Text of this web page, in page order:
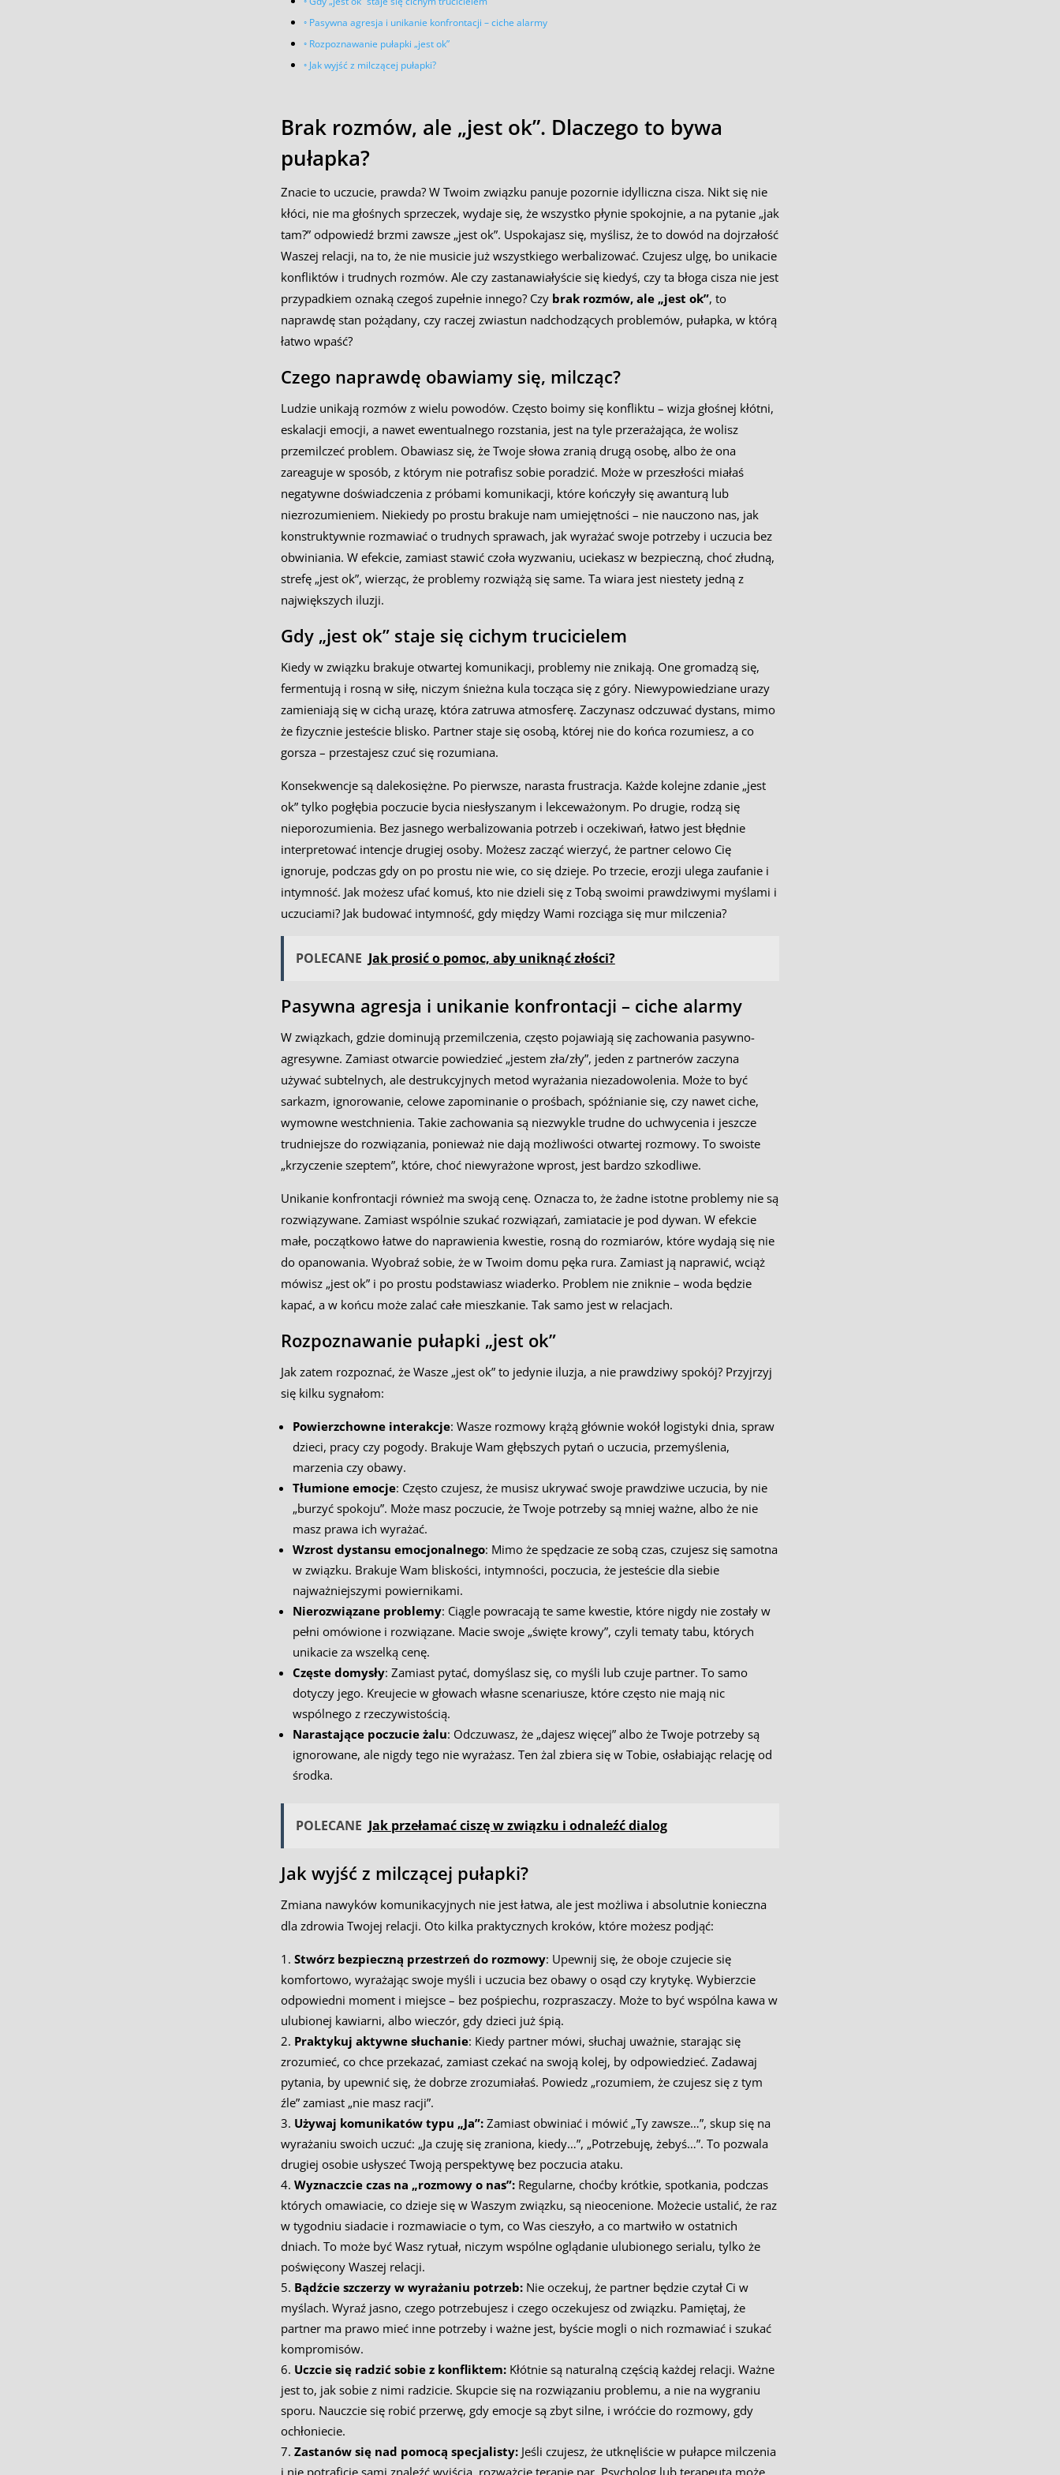
Pasywna agresja i unikanie konfrontacji – ciche alarmy
Rozpoznawanie pułapki „jest ok”
Jak wyjść z milczącej pułapki?
Brak rozmów, ale „jest ok”. Dlaczego to bywa
pułapka?
Znacie to uczucie, prawda? W Twoim związku panuje pozornie idylliczna cisza. Nikt się nie
kłóci, nie ma głośnych sprzeczek, wydaje się, że wszystko płynie spokojnie, a na pytanie „jak
tam?” odpowiedź brzmi zawsze „jest ok”. Uspokajasz się, myślisz, że to dowód na dojrzałość
Waszej relacji, na to, że nie musicie już wszystkiego werbalizować. Czujesz ulgę, bo unikacie
konfliktów i trudnych rozmów. Ale czy zastanawiałyście się kiedyś, czy ta błoga cisza nie jest
przypadkiem oznaką czegoś zupełnie innego? Czy brak rozmów, ale „jest ok”, to
naprawdę stan pożądany, czy raczej zwiastun nadchodzących problemów, pułapka, w którą
łatwo wpaść?
Czego naprawdę obawiamy się, milcząc?
Ludzie unikają rozmów z wielu powodów. Często boimy się konfliktu – wizja głośnej kłótni,
eskalacji emocji, a nawet ewentualnego rozstania, jest na tyle przerażająca, że wolisz
przemilczeć problem. Obawiasz się, że Twoje słowa zranią drugą osobę, albo że ona
zareaguje w sposób, z którym nie potrafisz sobie poradzić. Może w przeszłości miałaś
negatywne doświadczenia z próbami komunikacji, które kończyły się awanturą lub
niezrozumieniem. Niekiedy po prostu brakuje nam umiejętności – nie nauczono nas, jak
konstruktywnie rozmawiać o trudnych sprawach, jak wyrażać swoje potrzeby i uczucia bez
obwiniania. W efekcie, zamiast stawić czoła wyzwaniu, uciekasz w bezpieczną, choć złudną,
strefę „jest ok”, wierząc, że problemy rozwiążą się same. Ta wiara jest niestety jedną z
największych iluzji.
Gdy „jest ok” staje się cichym trucicielem
Kiedy w związku brakuje otwartej komunikacji, problemy nie znikają. One gromadzą się,
fermentują i rosną w siłę, niczym śnieżna kula tocząca się z góry. Niewypowiedziane urazy
zamieniają się w cichą urazę, która zatruwa atmosferę. Zaczynasz odczuwać dystans, mimo
że fizycznie jesteście blisko. Partner staje się osobą, której nie do końca rozumiesz, a co
gorsza – przestajesz czuć się rozumiana.
Konsekwencje są dalekosiężne. Po pierwsze, narasta frustracja. Każde kolejne zdanie „jest
ok” tylko pogłębia poczucie bycia niesłyszanym i lekceważonym. Po drugie, rodzą się
nieporozumienia. Bez jasnego werbalizowania potrzeb i oczekiwań, łatwo jest błędnie
interpretować intencje drugiej osoby. Możesz zacząć wierzyć, że partner celowo Cię
ignoruje, podczas gdy on po prostu nie wie, co się dzieje. Po trzecie, erozji ulega zaufanie i
intymność. Jak możesz ufać komuś, kto nie dzieli się z Tobą swoimi prawdziwymi myślami i
uczuciami? Jak budować intymność, gdy między Wami rozciąga się mur milczenia?
POLECANE Jak prosić o pomoc, aby uniknąć złości?
Pasywna agresja i unikanie konfrontacji – ciche alarmy
W związkach, gdzie dominują przemilczenia, często pojawiają się zachowania pasywno-
agresywne. Zamiast otwarcie powiedzieć „jestem zła/zły”, jeden z partnerów zaczyna
używać subtelnych, ale destrukcyjnych metod wyrażania niezadowolenia. Może to być
sarkazm, ignorowanie, celowe zapominanie o prośbach, spóźnianie się, czy nawet ciche,
wymowne westchnienia. Takie zachowania są niezwykle trudne do uchwycenia i jeszcze
trudniejsze do rozwiązania, ponieważ nie dają możliwości otwartej rozmowy. To swoiste
„krzyczenie szeptem”, które, choć niewyrażone wprost, jest bardzo szkodliwe.
Unikanie konfrontacji również ma swoją cenę. Oznacza to, że żadne istotne problemy nie są
rozwiązywane. Zamiast wspólnie szukać rozwiązań, zamiatacie je pod dywan. W efekcie
małe, początkowo łatwe do naprawienia kwestie, rosną do rozmiarów, które wydają się nie
do opanowania. Wyobraź sobie, że w Twoim domu pęka rura. Zamiast ją naprawić, wciąż
mówisz „jest ok” i po prostu podstawiasz wiaderko. Problem nie zniknie – woda będzie
kapać, a w końcu może zalać całe mieszkanie. Tak samo jest w relacjach.
Rozpoznawanie pułapki „jest ok”
Jak zatem rozpoznać, że Wasze „jest ok” to jedynie iluzja, a nie prawdziwy spokój? Przyjrzyj
się kilku sygnałom:
Powierzchowne interakcje: Wasze rozmowy krążą głównie wokół logistyki dnia, spraw
dzieci, pracy czy pogody. Brakuje Wam głębszych pytań o uczucia, przemyślenia,
marzenia czy obawy.
Tłumione emocje: Często czujesz, że musisz ukrywać swoje prawdziwe uczucia, by nie
„burzyć spokoju”. Może masz poczucie, że Twoje potrzeby są mniej ważne, albo że nie
masz prawa ich wyrażać.
Wzrost dystansu emocjonalnego: Mimo że spędzacie ze sobą czas, czujesz się samotna
w związku. Brakuje Wam bliskości, intymności, poczucia, że jesteście dla siebie
najważniejszymi powiernikami.
Nierozwiązane problemy: Ciągle powracają te same kwestie, które nigdy nie zostały w
pełni omówione i rozwiązane. Macie swoje „święte krowy”, czyli tematy tabu, których
unikacie za wszelką cenę.
Częste domysły: Zamiast pytać, domyślasz się, co myśli lub czuje partner. To samo
dotyczy jego. Kreujecie w głowach własne scenariusze, które często nie mają nic
wspólnego z rzeczywistością.
Narastające poczucie żalu: Odczuwasz, że „dajesz więcej” albo że Twoje potrzeby są
ignorowane, ale nigdy tego nie wyrażasz. Ten żal zbiera się w Tobie, osłabiając relację od
środka.
POLECANE Jak przełamać ciszę w związku i odnaleźć dialog
Jak wyjść z milczącej pułapki?
Zmiana nawyków komunikacyjnych nie jest łatwa, ale jest możliwa i absolutnie konieczna
dla zdrowia Twojej relacji. Oto kilka praktycznych kroków, które możesz podjąć:
Stwórz bezpieczną przestrzeń do rozmowy: Upewnij się, że oboje czujecie się
komfortowo, wyrażając swoje myśli i uczucia bez obawy o osąd czy krytykę. Wybierzcie
odpowiedni moment i miejsce – bez pośpiechu, rozpraszaczy. Może to być wspólna kawa w
ulubionej kawiarni, albo wieczór, gdy dzieci już śpią.
Praktykuj aktywne słuchanie: Kiedy partner mówi, słuchaj uważnie, starając się
zrozumieć, co chce przekazać, zamiast czekać na swoją kolej, by odpowiedzieć. Zadawaj
pytania, by upewnić się, że dobrze zrozumiałaś. Powiedz „rozumiem, że czujesz się z tym
źle” zamiast „nie masz racji”.
Używaj komunikatów typu „Ja”:Zamiast obwiniać i mówić „Ty zawsze…”, skup się na
wyrażaniu swoich uczuć: „Ja czuję się zraniona, kiedy…”, „Potrzebuję, żebyś…”. To pozwala
drugiej osobie usłyszeć Twoją perspektywę bez poczucia ataku.
Wyznaczcie czas na „rozmowy o nas”:Regularne, choćby krótkie, spotkania, podczas
których omawiacie, co dzieje się w Waszym związku, są nieocenione. Możecie ustalić, że raz
w tygodniu siadacie i rozmawiacie o tym, co Was cieszyło, a co martwiło w ostatnich
dniach. To może być Wasz rytuał, niczym wspólne oglądanie ulubionego serialu, tylko że
poświęcony Waszej relacji.
Bądźcie szczerzy w wyrażaniu potrzeb:Nie oczekuj, że partner będzie czytał Ci w
myślach. Wyraź jasno, czego potrzebujesz i czego oczekujesz od związku. Pamiętaj, że
partner ma prawo mieć inne potrzeby i ważne jest, byście mogli o nich rozmawiać i szukać
kompromisów.
Uczcie się radzić sobie z konfliktem:Kłótnie są naturalną częścią każdej relacji. Ważne
jest to, jak sobie z nimi radzicie. Skupcie się na rozwiązaniu problemu, a nie na wygraniu
sporu. Nauczcie się robić przerwę, gdy emocje są zbyt silne, i wróćcie do rozmowy, gdy
ochłoniecie.
Zastanów się nad pomocą specjalisty:Jeśli czujesz, że utknęliście w pułapce milczenia
i nie potraficie sami znaleźć wyjścia, rozważcie terapię par. Psycholog lub terapeuta może